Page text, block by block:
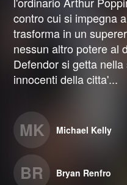
contro cui si impegna
trasforma in un
nessun altro potere al
Defendor si getta
innocenti della citta'...
MK Michael Kelly
BR Bryan Renfro